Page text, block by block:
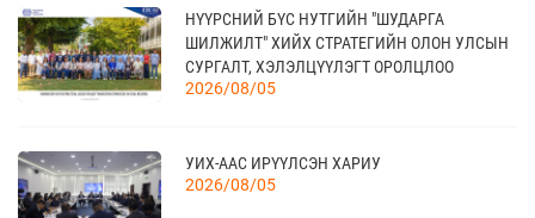
20
09 сар
КАНАД УЛС - ТОРОНТО ХОТЫН БИЗНЕС АЯЛАЛ
21
10 сар
TEX+ VISION KOREA
НҮҮРСНИЙ БҮС НУТГИЙН "ШУДАРГА
ШИЛЖИЛТ" ХИЙХ СТРАТЕГИЙН ОЛОН УЛСЫН
СУРГАЛТ, ХЭЛЭЛЦҮҮЛЭГТ ОРОЛЦЛОО
2026/08/05
УИХ-ААС ИРҮҮЛСЭН ХАРИУ
2026/08/05